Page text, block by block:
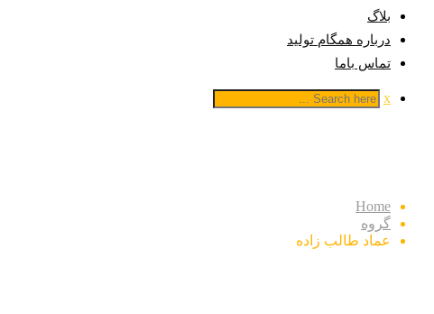
بلاگ
درباره همگام تولید
تماس باما
x
Home
گروه
عماد طالب زاده